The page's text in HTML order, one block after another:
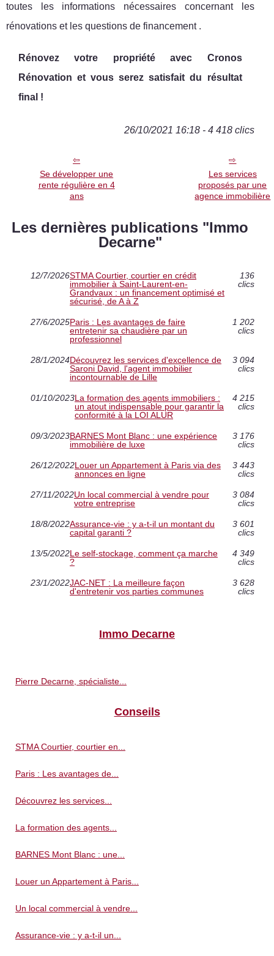
toutes les informations nécessaires concernant les
rénovations et les questions de financement .
Rénovez votre propriété avec Cronos
Rénovation et vous serez satisfait du résultat
final !
26/10/2021 16:18 - 4 418 clics
Se développer une
rente régulière en 4
ans
Les services
proposés par une
agence immobilière
Les dernières publications "Immo
Decarne"
12/7/2026STMA Courtier, courtier en crédit
immobilier à Saint-Laurent-en-
Grandvaux : un financement optimisé et
sécurisé, de A à Z
136
clics
27/6/2025Paris : Les avantages de faire
entretenir sa chaudière par un
professionnel
1 202
clics
28/1/2024Découvrez les services d'excellence de
Saroni David, l'agent immobilier
incontournable de Lille
3 094
clics
01/10/2023La formation des agents immobiliers :
un atout indispensable pour garantir la
conformité à la LOI ALUR
4 215
clics
09/3/2023BARNES Mont Blanc : une expérience
immobilière de luxe
3 176
clics
26/12/2022Louer un Appartement à Paris via des
annonces en ligne
3 443
clics
27/11/2022Un local commercial à vendre pour
votre entreprise
3 084
clics
18/8/2022Assurance-vie : y a-t-il un montant du
capital garanti ?
3 601
clics
13/5/2022Le self-stockage, comment ça marche
?
4 349
clics
23/1/2022JAC-NET : La meilleure façon
d'entretenir vos parties communes
3 628
clics
Immo Decarne
Pierre Decarne, spécialiste...
Conseils
STMA Courtier, courtier en...
Paris : Les avantages de...
Découvrez les services...
La formation des agents...
BARNES Mont Blanc : une...
Louer un Appartement à Paris...
Un local commercial à vendre...
Assurance-vie : y a-t-il un...